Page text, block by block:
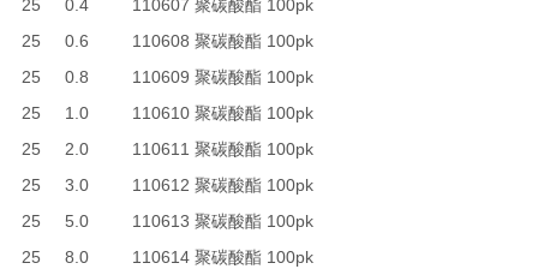
25 0.4 110607 聚碳酸酯 100pk
25 0.6 110608 聚碳酸酯 100pk
25 0.8 110609 聚碳酸酯 100pk
25 1.0 110610 聚碳酸酯 100pk
25 2.0 110611 聚碳酸酯 100pk
25 3.0 110612 聚碳酸酯 100pk
25 5.0 110613 聚碳酸酯 100pk
25 8.0 110614 聚碳酸酯 100pk